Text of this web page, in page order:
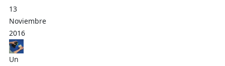
13
Noviembre
2016
Un